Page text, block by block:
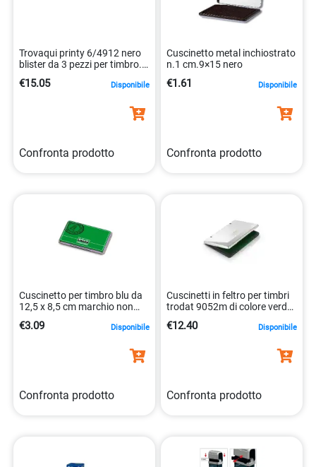
Trovaqui printy 6/4912 nero
blister da 3 pezzi per timbro.
€15.05 Disponibile
Confronta prodotto
Cuscinetto metal inchiostrato
n.1 cm.9×15 nero
€1.61 Disponibile
Confronta prodotto
Cuscinetto per timbro blu da
12,5 x 8,5 cm marchio non
€3.09 Disponibile
Confronta prodotto
Cuscinetti in feltro per timbri
trodat 9052m di colore verde.
€12.40 Disponibile
Confronta prodotto